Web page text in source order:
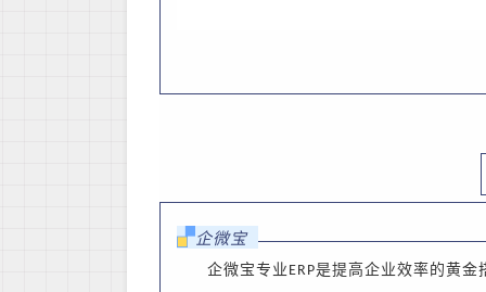
企微宝
企微宝专业 ERP是提高企业效率的黄金